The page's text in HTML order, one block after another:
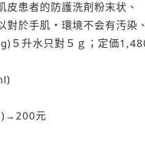
患者的防護洗剤粉末状、
對於手肌・環境不会有汚染
５升水只對５ｇ；定価
)→200元